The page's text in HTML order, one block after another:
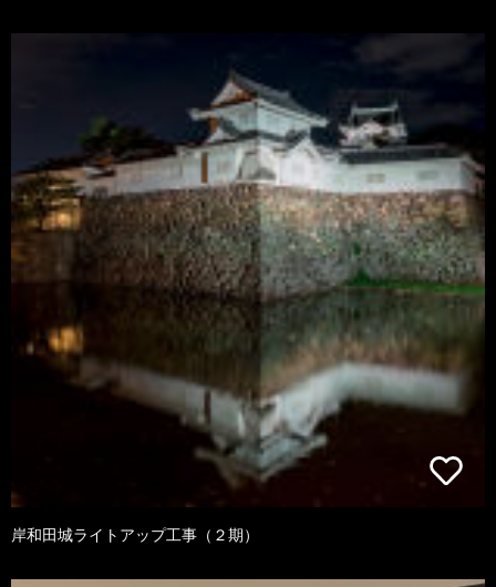
岸和田城ライトアップ工事（２期）